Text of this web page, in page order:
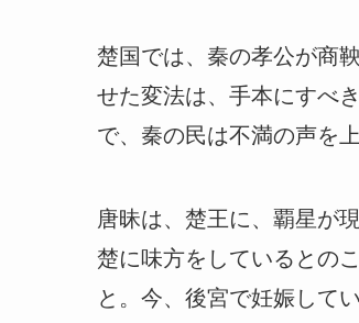
楚国では、秦の孝公が商
せた変法は、手本にすべ
で、秦の民は不満の声を
唐昧は、楚王に、覇星が
楚に味方をしているとの
と。今、後宮で妊娠して